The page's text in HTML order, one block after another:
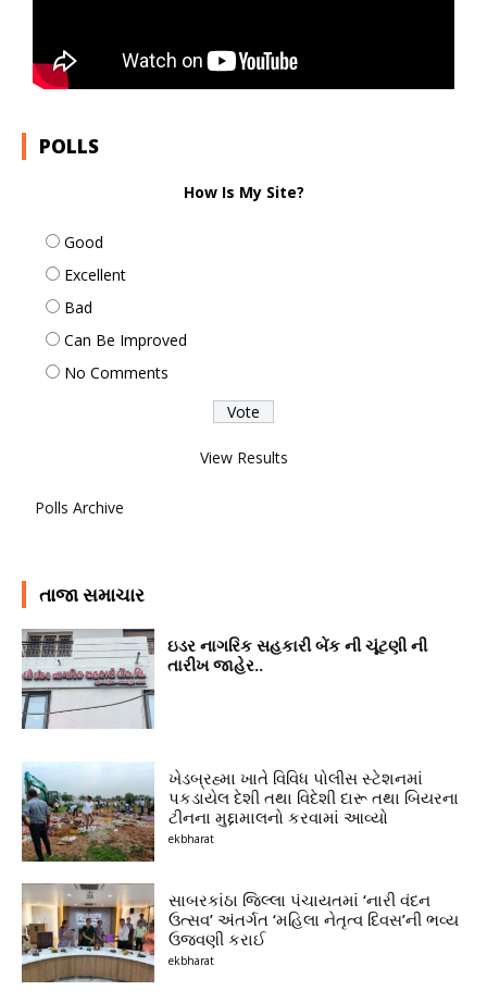
POLLS
How Is My Site?
Good
Excellent
Bad
Can Be Improved
No Comments
View Results
Polls Archive
તાજા સમાચાર
ઇડર નાગરિક સહકારી બેંક ની ચૂંટણી ની
તારીખ જાહેર..
ખેડબ્રહ્મા ખાતે વિવિધ પોલીસ સ્ટેશનમાં
પકડાયેલ દેશી તથા વિદેશી દારૂ તથા બિયરના
ટીનના મુદ્દામાલનો કરવામાં આવ્યો
ekbharat
સાબરકાંઠા જિલ્લા પંચાયતમાં ‘નારી વંદન
ઉત્સવ’ અંતર્ગત ‘મહિલા નેતૃત્વ દિવસ’ની ભવ્ય
ઉજવણી કરાઈ
ekbharat